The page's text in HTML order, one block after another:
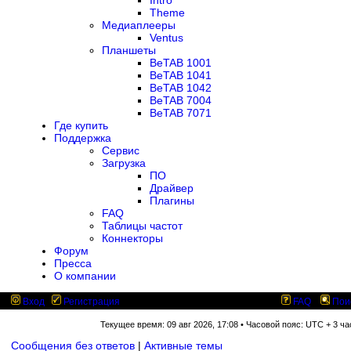
Theme
Медиаплееры
Ventus
Планшеты
BeTAB 1001
BeTAB 1041
BeTAB 1042
BeTAB 7004
BeTAB 7071
Где купить
Поддержка
Сервис
Загрузка
ПО
Драйвер
Плагины
FAQ
Таблицы частот
Коннекторы
Форум
Пресса
О компании
Вход Регистрация FAQ
Текущее время: 09 авг 2026, 17:08 • Часовой пояс: UTC + 3
Сообщения без ответов | Активные темы